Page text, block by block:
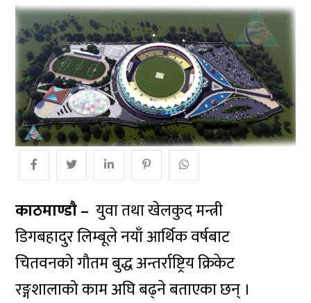
काठमाण्डाै – युवा तथा खेलकुद मन्त्री
डिगबहादुर लिम्बूले नयाँ आर्थिक वर्षबाट
चितवनको गौतम बुद्ध अन्तर्राष्ट्रिय क्रिकेट
रङ्गशालाको काम अघि बढ्ने बताएका छन् ।